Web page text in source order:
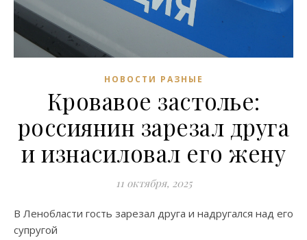
НОВОСТИ РАЗНЫЕ
Кровавое застолье:
россиянин зарезал друга
и изнасиловал его жену
11 октября, 2025
В Ленобласти гость зарезал друга и надругался над его
супругой